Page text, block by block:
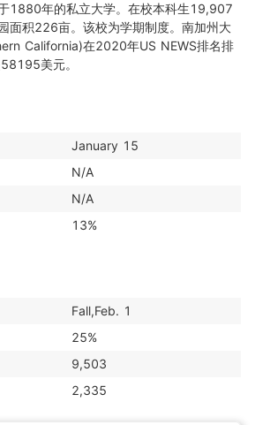
1880年的私立大学。在校本科生19,907
面积226亩。该校为学期制度。南加州大
California)在2020年US NEWS排名排
美元。
January 15
N/A
N/A
13%
Fall,Feb. 1
25%
9,503
2,335